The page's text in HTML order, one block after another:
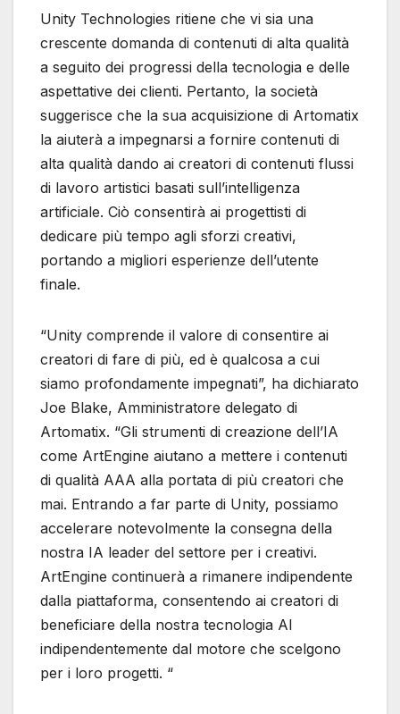
Unity Technologies ritiene che vi sia una
crescente domanda di contenuti di alta qualità
a seguito dei progressi della tecnologia e delle
aspettative dei clienti. Pertanto, la società
suggerisce che la sua acquisizione di Artomatix
la aiuterà a impegnarsi a fornire contenuti di
alta qualità dando ai creatori di contenuti flussi
di lavoro artistici basati sull’intelligenza
artificiale. Ciò consentirà ai progettisti di
dedicare più tempo agli sforzi creativi,
portando a migliori esperienze dell’utente
finale.
“Unity comprende il valore di consentire ai
creatori di fare di più, ed è qualcosa a cui
siamo profondamente impegnati”, ha dichiarato
Joe Blake, Amministratore delegato di
Artomatix. “Gli strumenti di creazione dell’IA
come ArtEngine aiutano a mettere i contenuti
di qualità AAA alla portata di più creatori che
mai. Entrando a far parte di Unity, possiamo
accelerare notevolmente la consegna della
nostra IA leader del settore per i creativi.
ArtEngine continuerà a rimanere indipendente
dalla piattaforma, consentendo ai creatori di
beneficiare della nostra tecnologia AI
indipendentemente dal motore che scelgono
per i loro progetti. “